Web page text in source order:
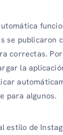
se publicaron
correctas.
la
para algunos.
estilo de